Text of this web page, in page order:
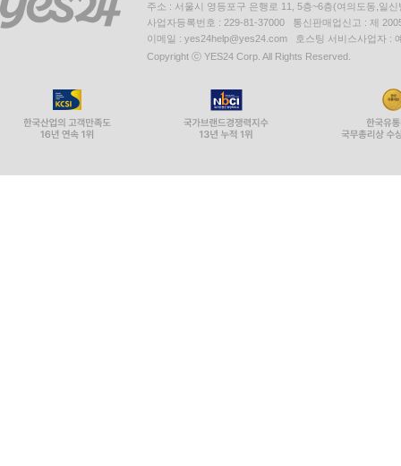
주소 : 서울시 영등포구 은행로 11, 5층~6층(여의도동,일신
사업자등록번호 : 229-81-37000 통신판매업신고 : 제
이메일 : yes24help@yes24.com 호스팅 서비스사업자 :
Copyright ⓒ YES24 Corp. All Rights Reserved.